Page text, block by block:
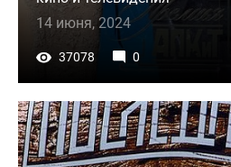
14 июня, 2024
37078 0